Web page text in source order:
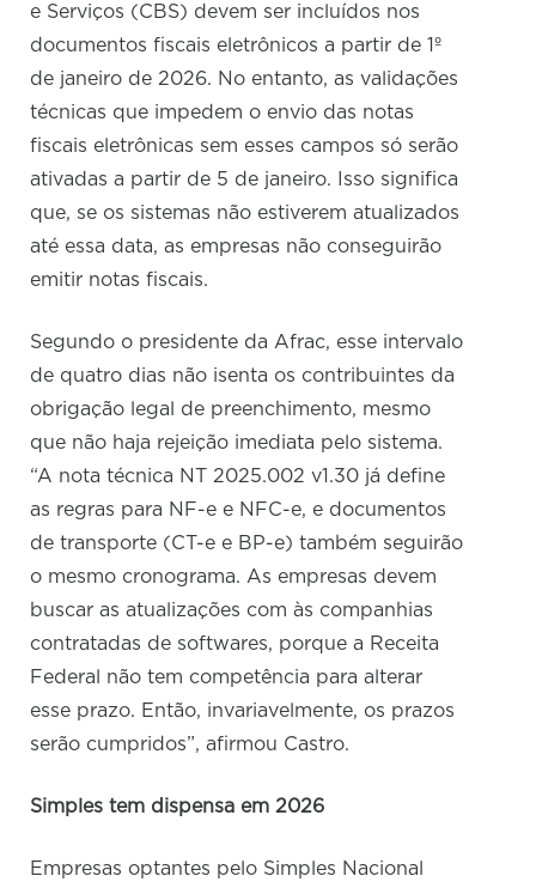
e Serviços (CBS) devem ser incluídos nos
documentos fiscais eletrônicos a partir de 1º
de janeiro de 2026. No entanto, as validações
técnicas que impedem o envio das notas
fiscais eletrônicas sem esses campos só serão
ativadas a partir de 5 de janeiro. Isso significa
que, se os sistemas não estiverem atualizados
até essa data, as empresas não conseguirão
emitir notas fiscais.
Segundo o presidente da Afrac, esse intervalo
de quatro dias não isenta os contribuintes da
obrigação legal de preenchimento, mesmo
que não haja rejeição imediata pelo sistema.
“A nota técnica NT 2025.002 v1.30 já define
as regras para NF-e e NFC-e, e documentos
de transporte (CT-e e BP-e) também seguirão
o mesmo cronograma. As empresas devem
buscar as atualizações com às companhias
contratadas de softwares, porque a Receita
Federal não tem competência para alterar
esse prazo. Então, invariavelmente, os prazos
serão cumpridos”, afirmou Castro.
Simples tem dispensa em 2026
Empresas optantes pelo Simples Nacional